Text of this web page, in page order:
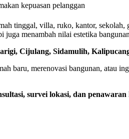
kepuasan pelanggan
tinggal, villa, ruko, kantor,
juga menambah nilai estetika
Cijulang, Sidamulih,
baru, merenovasi bangunan, atau
survei lokasi, dan penawaran